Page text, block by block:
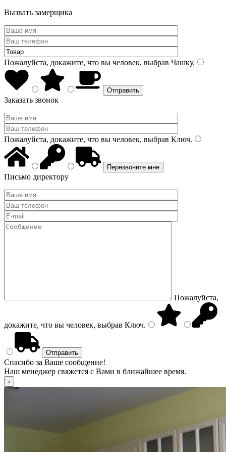
Вызвать замерщика
Пожалуйста, докажите, что вы человек, выбрав Чашку.
Заказать звонок
Пожалуйста, докажите, что вы человек, выбрав Ключ.
Письмо директору
Пожалуйста,
докажите, что вы человек, выбрав Ключ.
Спасибо за Ваше сообщение!
Наш менеджер свяжется с Вами в ближайшее время.